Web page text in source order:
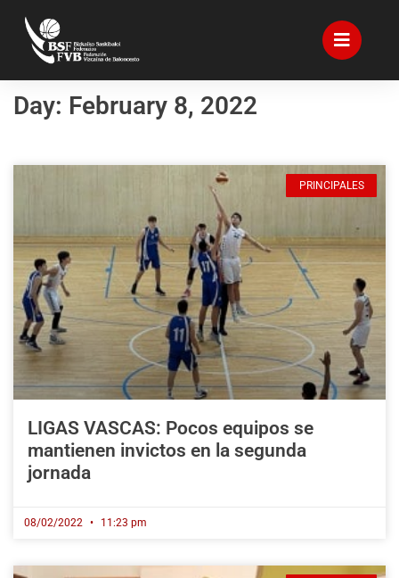
Day: February 8, 2022
PRINCIPALES
LIGAS VASCAS: Pocos equipos se
mantienen invictos en la segunda
jornada
08/02/2022 11:23 pm